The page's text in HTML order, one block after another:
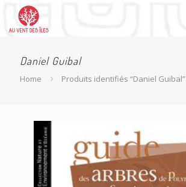
Daniel Guibal
Home Produits identifiés “Daniel Guibal”